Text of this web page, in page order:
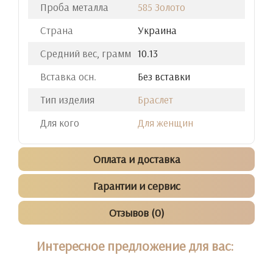
Проба металла
585 Золото
Страна
Украина
Средний вес, грамм 10.13
Вставка осн.
Без вставки
Тип изделия
Браслет
Для кого
Для женщин
Оплата и доставка
Гарантии и сервис
Отзывов (0)
Интересное предложение для вас: